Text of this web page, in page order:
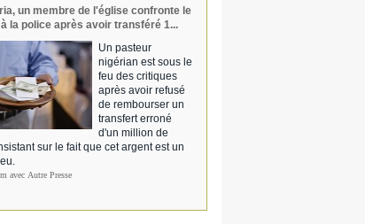
un membre de l'église confronte le
la police après avoir transféré 1...
Un pasteur
nigérian est sous le
feu des critiques
après avoir refusé
de rembourser un
transfert erroné
d'un million de
sur le fait que cet argent est un
avec Autre Presse